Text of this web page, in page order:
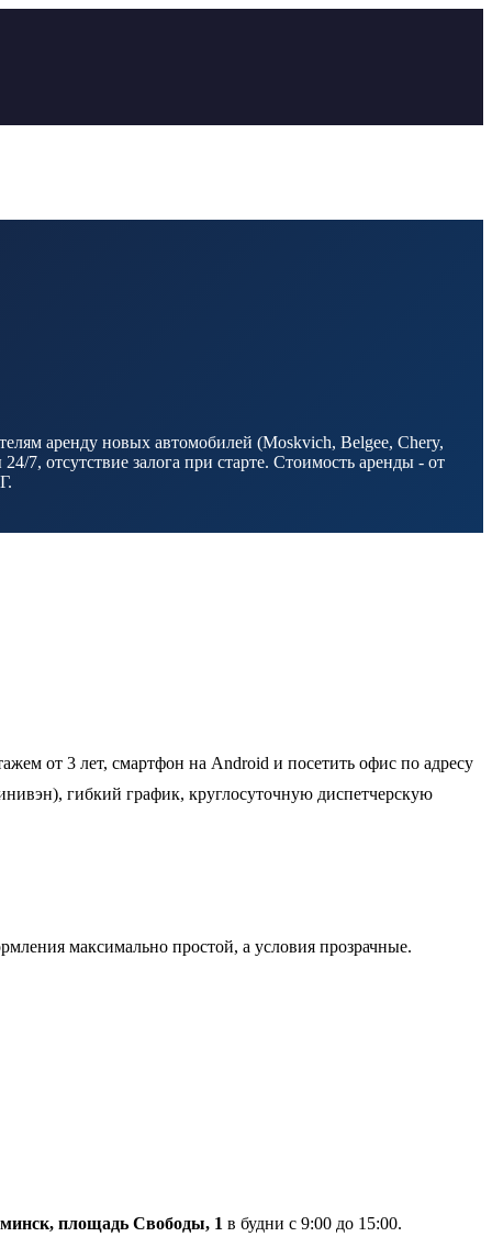
аренду новых автомобилей (Moskvich, Belgee, Chery,
отсутствие залога при старте. Стоимость аренды - от
от 3 лет, смартфон на Android и посетить офис по адресу
гибкий график, круглосуточную диспетчерскую
максимально простой, а условия прозрачные.
площадь Свободы, 1 в будни с 9:00 до 15:00.